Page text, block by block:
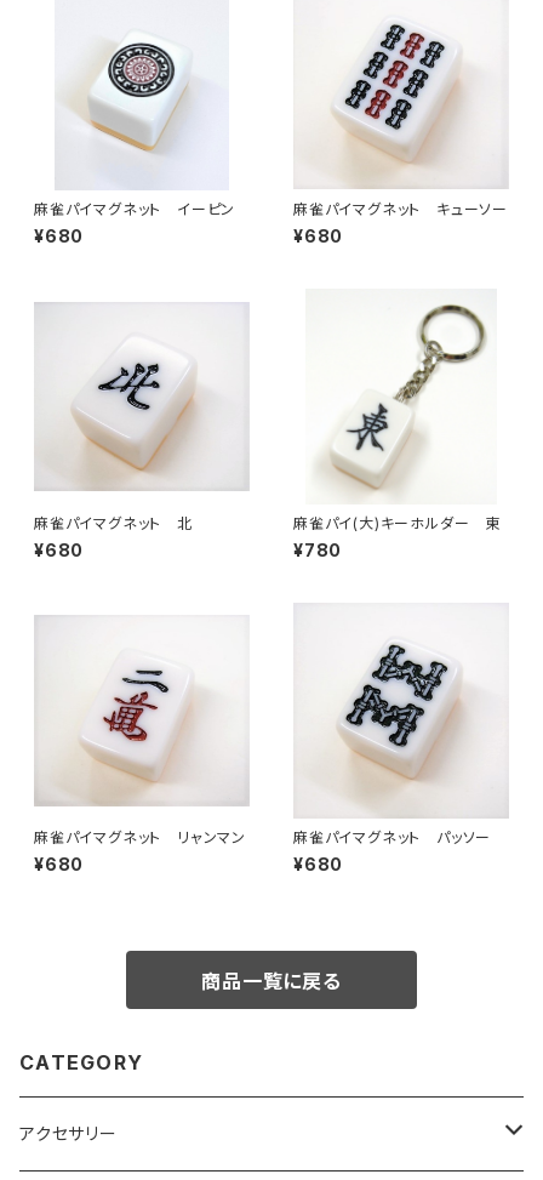
麻雀パイマグネット イーピン
¥680
麻雀パイマグネット キューソー
¥680
麻雀パイマグネット 北
¥680
麻雀パイ(大)キーホルダー 東
¥780
麻雀パイマグネット リャンマン
¥680
麻雀パイマグネット パッソー
¥680
商品一覧に戻る
CATEGORY
アクセサリー